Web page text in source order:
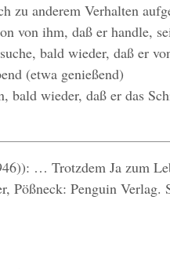
zu anderem Verhalten
von ihm, daß er handle,
bald wieder, daß er
(etwa genießend)
bald wieder, daß er das
… Trotzdem Ja zum
Pößneck: Penguin Verlag.